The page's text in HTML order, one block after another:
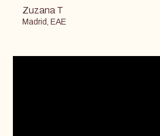
Zuzana T
Madrid, EAE